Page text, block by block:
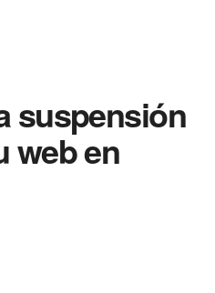
suspensión
web en